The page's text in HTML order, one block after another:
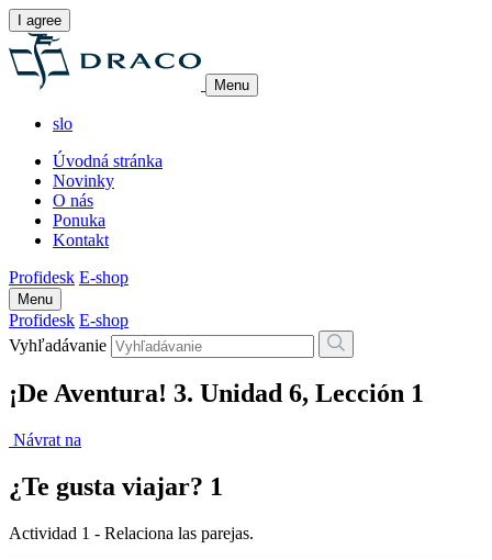
I agree
Menu
slo
Úvodná stránka
Novinky
O nás
Ponuka
Kontakt
Profidesk E-shop
Menu
Profidesk E-shop
Vyhľadávanie
¡De Aventura! 3. Unidad 6, Lección 1
Návrat na
¿Te gusta viajar? 1
Actividad 1 - Relaciona las parejas.